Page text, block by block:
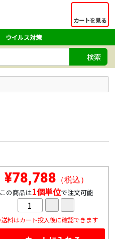
カートを見る
ウイルス対策
検索
¥78,788 （税込）
この商品は1個単位で注文可能
送料はカート投入後に確認できます